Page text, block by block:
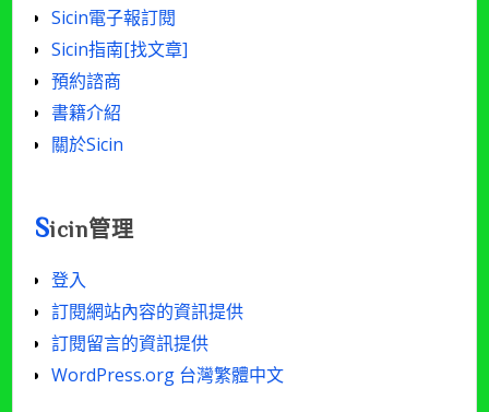
Sicin電子報訂閱
Sicin指南[找文章]
預約諮商
書籍介紹
關於Sicin
Sicin管理
登入
訂閱網站內容的資訊提供
訂閱留言的資訊提供
WordPress.org 台灣繁體中文